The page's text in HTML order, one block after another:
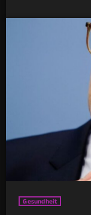
Gesundheit